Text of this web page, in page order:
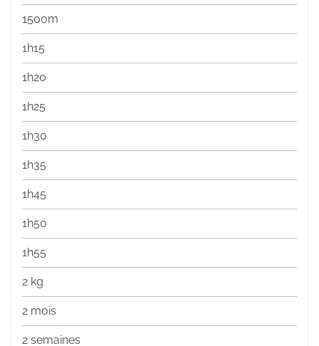
1500m
1h15
1h20
1h25
1h30
1h35
1h45
1h50
1h55
2 kg
2 mois
2 semaines